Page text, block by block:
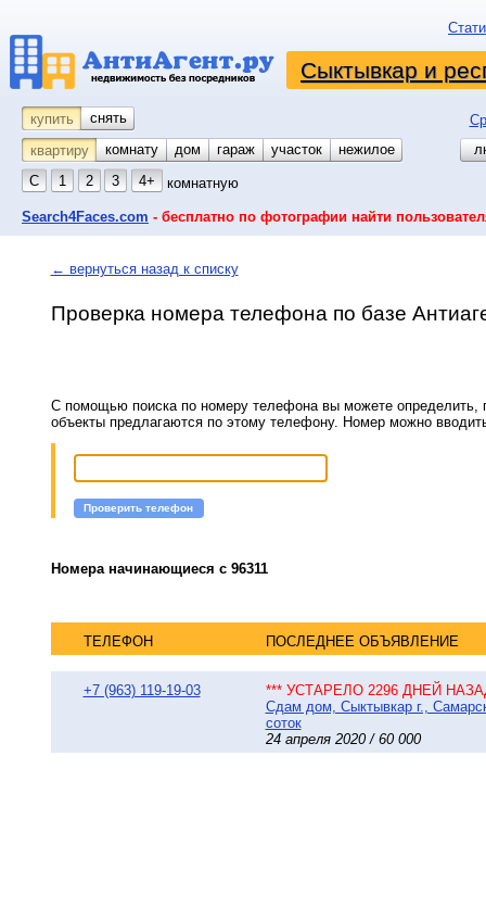
Сыктывкар и
купить снять
квартиру
комнату койко-место
дом гараж участок
нежилое
С
1 2 3 4+ комнатную
Search4Faces.com - бесплатно по фотографии найти
← вернуться назад к списку
Проверка номера телефона по базе
С помощью поиска по номеру телефона вы можете определить,
объекты предлагаются по этому телефону. Номер можно
Проверить телефон
Номера начинающиеся с 96311
ТЕЛЕФОН ПОСЛЕДНЕЕ ОБЪЯВЛЕНИЕ
+7 (963) 119-19-03
*** УСТАРЕЛО 2296 ДНЕЙ
Сдам дом, Сыктывкар г.,
соток
24 апреля 2020 / 60 000